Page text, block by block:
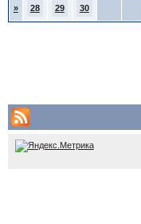
» 28 29 30